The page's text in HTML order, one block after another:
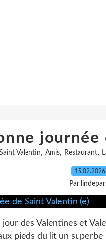
journée
Saint Valentin, Amis, Restaurant,
15.02.2026
Par
jour des Valentines et
pieds du lit un